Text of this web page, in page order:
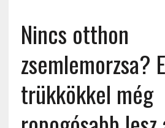
Nincs otthon
zsemlemorzsa?
trükkökkel még